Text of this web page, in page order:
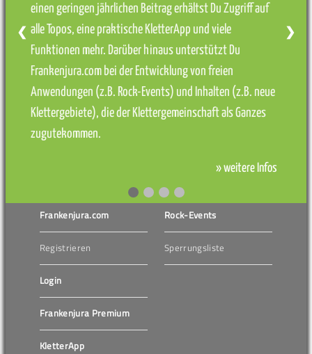
einen geringen jährlichen Beitrag erhältst Du Zugriff auf
alle Topos, eine praktische KletterApp und viele
Funktionen mehr. Darüber hinaus unterstützt Du
Frankenjura.com bei der Entwicklung von freien
Anwendungen (z.B. Rock-Events) und Inhalten (z.B. neue
Klettergebiete), die der Klettergemeinschaft als Ganzes
zugutekommen.
» weitere Infos
❮ ❯
Frankenjura.com
Registrieren
Login
Frankenjura Premium
KletterApp
Rock-Events
Sperrungsliste